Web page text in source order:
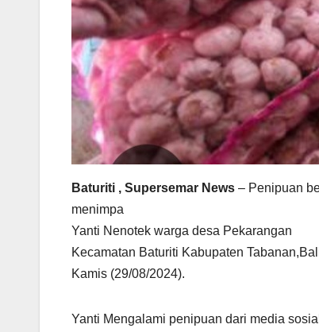
Baturiti , Supersemar News – Penipuan
menimpa
Yanti Nenotek warga desa Pekarangan
Kecamatan Baturiti Kabupaten
Kamis (29/08/2024).
Yanti Mengalami penipuan dari media